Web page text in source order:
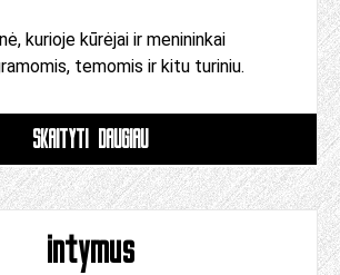
kurioje kūrėjai ir menininkai
temomis ir kitu turiniu.
SKAITYTI DAUGIAU
intymus